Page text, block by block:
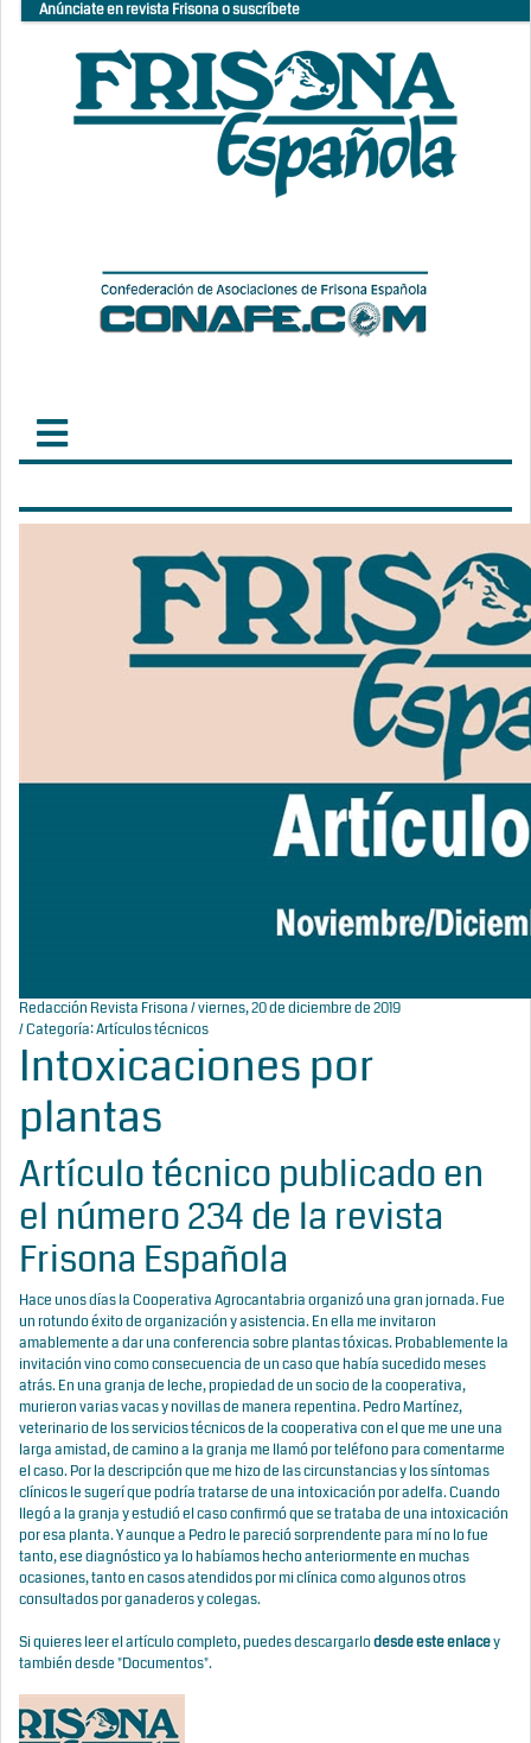
Anúnciate en revista Frisona o suscríbete
Redacción Revista Frisona/ viernes, 20 de diciembre de 2019
/ Categoría:Artículos técnicos
Intoxicaciones por
plantas
Artículo técnico publicado en
el número 234 de la revista
Frisona Española
Hace unos días la Cooperativa Agrocantabria organizó una gran jornada. Fue
un rotundo éxito de organización y asistencia. En ella me invitaron
amablemente a dar una conferencia sobre plantas tóxicas. Probablemente la
invitación vino como consecuencia de un caso que había sucedido meses
atrás. En una granja de leche, propiedad de un socio de la cooperativa,
murieron varias vacas y novillas de manera repentina. Pedro Martínez,
veterinario de los servicios técnicos de la cooperativa con el que me une una
larga amistad, de camino a la granja me llamó por teléfono para comentarme
el caso. Por la descripción que me hizo de las circunstancias y los síntomas
clínicos le sugerí que podría tratarse de una intoxicación por adelfa. Cuando
llegó a la granja y estudió el caso confirmó que se trataba de una intoxicación
por esa planta. Y aunque a Pedro le pareció sorprendente para mí no lo fue
tanto, ese diagnóstico ya lo habíamos hecho anteriormente en muchas
ocasiones, tanto en casos atendidos por mi clínica como algunos otros
consultados por ganaderos y colegas.
Si quieres leer el artículo completo, puedes descargarlodesde este enlacey
también desde "Documentos".